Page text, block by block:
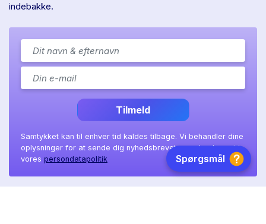
indebakke.
Tilmeld
Samtykket kan til enhver tid kaldes tilbage. Vi behandler dine
oplysninger for at sende dig nyhedsbrevet, som beskrevet i
vores persondatapolitik